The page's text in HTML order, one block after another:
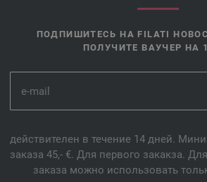
ПОДПИШИТЕСЬ НА FILATI
ПОЛУЧИТЕ ВАУЧЕР НА
действителен в течение 14 дней.
заказа 45,- €. Для первого закакза.
заказа можно использовать